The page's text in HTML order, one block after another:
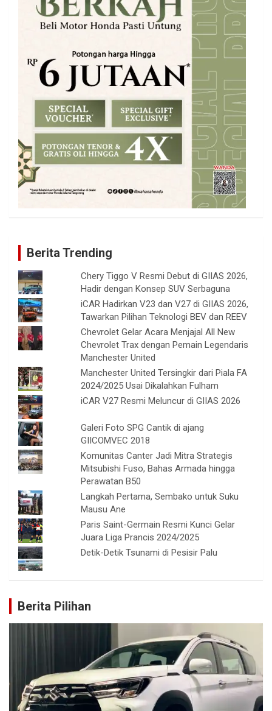
Berita Trending
Chery Tiggo V Resmi Debut di GIIAS 2026,
Hadir dengan Konsep SUV Serbaguna
iCAR Hadirkan V23 dan V27 di GIIAS 2026,
Tawarkan Pilihan Teknologi BEV dan REEV
Chevrolet Gelar Acara Menjajal All New
Chevrolet Trax dengan Pemain Legendaris
Manchester United
Manchester United Tersingkir dari Piala FA
2024/2025 Usai Dikalahkan Fulham
iCAR V27 Resmi Meluncur di GIIAS 2026
Galeri Foto SPG Cantik di ajang
GIICOMVEC 2018
Komunitas Canter Jadi Mitra Strategis
Mitsubishi Fuso, Bahas Armada hingga
Perawatan B50
Langkah Pertama, Sembako untuk Suku
Mausu Ane
Paris Saint-Germain Resmi Kunci Gelar
Juara Liga Prancis 2024/2025
Detik-Detik Tsunami di Pesisir Palu
Berita Pilihan